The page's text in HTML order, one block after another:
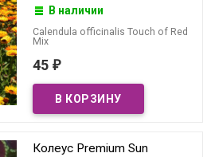
В наличии
Calendula officinalis Touch of Red
Mix
45 ₽
Колеус Premium Sun